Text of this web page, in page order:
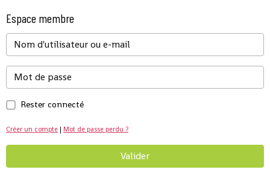
Espace membre
Rester connecté
Créer un compte | Mot de passe perdu ?
Valider